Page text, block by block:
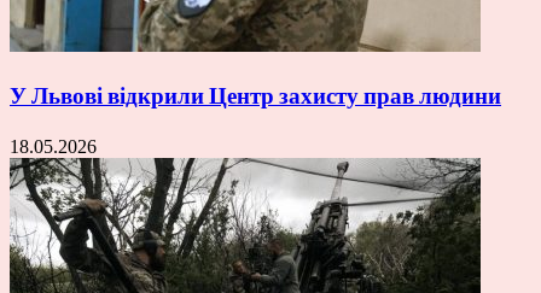
У Львові відкрили Центр захисту прав людини
18.05.2026